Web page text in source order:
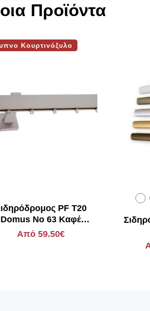
Προϊόντα
Κουρτινόξυλο
PF Τ20
Domus Νο 63 Καφέ
Τάπα Απλή
Από 59.50€